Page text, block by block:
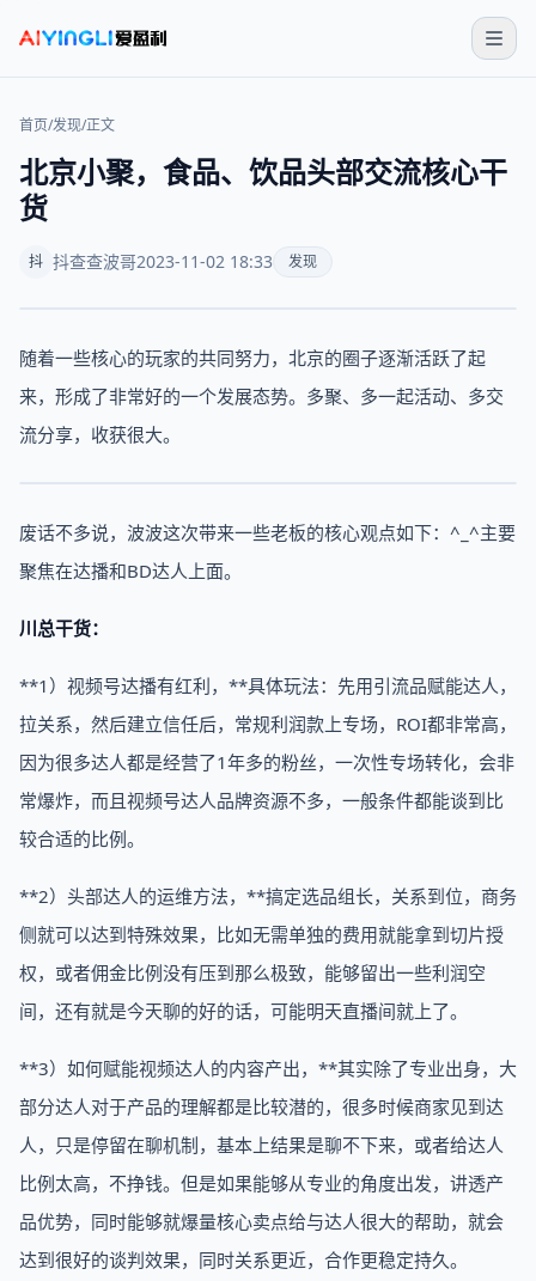
首页/发现/正文
北京小聚，食品、饮品头部交流核心干
货
抖 抖查查波哥2023-11-02 18:33 发现
随着一些核心的玩家的共同努力，北京的圈子逐渐活跃了起
来，形成了非常好的一个发展态势。多聚、多一起活动、多交
流分享，收获很大。
废话不多说，波波这次带来一些老板的核心观点如下：^_^主要
聚焦在达播和BD达人上面。
川总干货：
**1）视频号达播有红利，**具体玩法：先用引流品赋能达人，
拉关系，然后建立信任后，常规利润款上专场，ROI都非常高，
因为很多达人都是经营了1年多的粉丝，一次性专场转化，会非
常爆炸，而且视频号达人品牌资源不多，一般条件都能谈到比
较合适的比例。
**2）头部达人的运维方法，**搞定选品组长，关系到位，商务
侧就可以达到特殊效果，比如无需单独的费用就能拿到切片授
权，或者佣金比例没有压到那么极致，能够留出一些利润空
间，还有就是今天聊的好的话，可能明天直播间就上了。
**3）如何赋能视频达人的内容产出，**其实除了专业出身，大
部分达人对于产品的理解都是比较潜的，很多时候商家见到达
人，只是停留在聊机制，基本上结果是聊不下来，或者给达人
比例太高，不挣钱。但是如果能够从专业的角度出发，讲透产
品优势，同时能够就爆量核心卖点给与达人很大的帮助，就会
达到很好的谈判效果，同时关系更近，合作更稳定持久。